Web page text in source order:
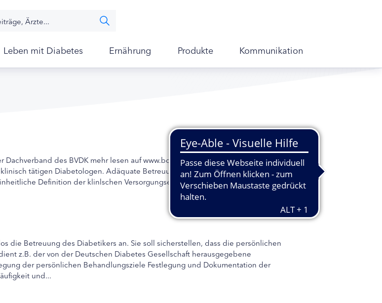
Leben mit Diabetes Ernährung Produkte Kommunikation
des BVDK mehr lesen auf www.bdd-ev.de Der BVDK Bundesverband
tätigen Diabetologen. Adäquate Betreuung von Patienten mit Diabetes mellitus
Definition der klinlschen Versorgungsebenemehr lesen auf www.bvdk-ev.de
die Betreuung des Diabetikers an. Sie soll sicherstellen, dass die persönlichen
z.B. der von der Deutschen Diabetes Gesellschaft herausgegebene
der persönlichen Behandlungsziele Festlegung und Dokumentation der
und...